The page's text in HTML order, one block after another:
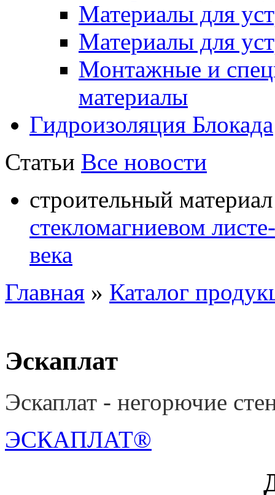
Материалы для
Материалы для
Монтажные и
материалы
Гидроизоляция Блокада
Статьи Все новости
строительный
стекломагниевом
века
Главная » Каталог
Эскаплат
Эскаплат - негорючие
ЭСКАПЛАТ®
Декоры